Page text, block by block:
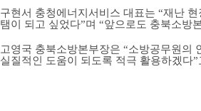
구현서 충청에너지서비스 대표는 “재난 현
탬이 되고 싶었다”며 “앞으로도 충북소방
고영국 충북소방본부장은 “소방공무원의
실질적인 도움이 되도록 적극 활용하겠다”